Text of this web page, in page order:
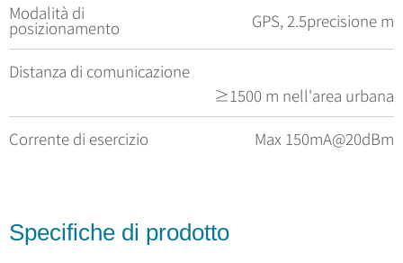
Modalità di
posizionamento GPS, 2.5precisione m
Distanza di comunicazione
≥1500 m nell'area urbana
Corrente di esercizio
Max 150mA@20dBm
Specifiche di prodotto